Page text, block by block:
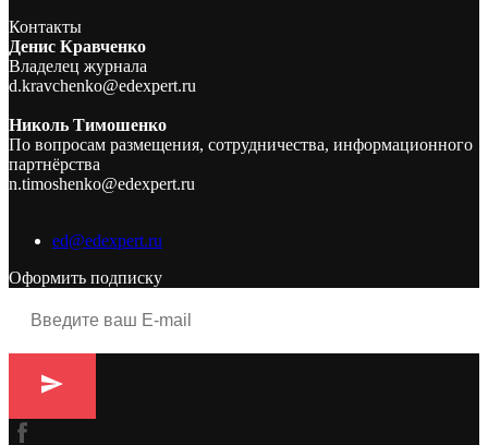
Контакты
Денис Кравченко
Владелец журнала
d.kravchenko@edexpert.ru
Николь Тимошенко
По вопросам размещения, сотрудничества, информационного
партнёрства
n.timoshenko@edexpert.ru
ed@edexpert.ru
Оформить подписку